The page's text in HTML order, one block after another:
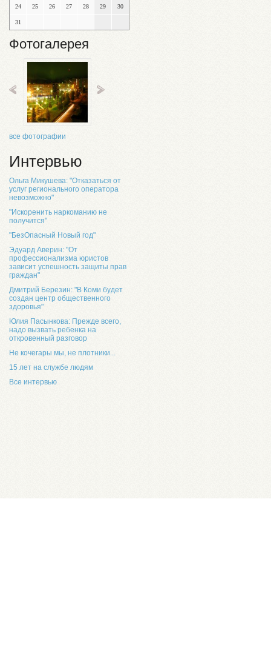
24 25 26 27 28 29 30
31
Фотогалерея
все фотографии
Интервью
Ольга Микушева: "Отказаться от
услуг регионального оператора
невозможно"
"Искоренить наркоманию не
получится"
"БезОпасный Новый год"
Эдуард Аверин: "От
профессионализма юристов
зависит успешность защиты прав
граждан"
Дмитрий Березин: "В Коми будет
создан центр общественного
здоровья"
Юлия Пасынкова: Прежде всего,
надо вызвать ребенка на
откровенный разговор
Не кочегары мы, не плотники...
15 лет на службе людям
Все интервью